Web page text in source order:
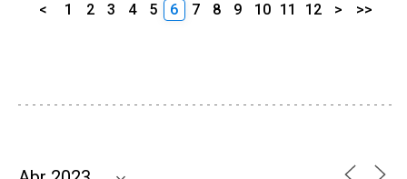
< 1 2 3 4 5 6 7 8 9 10 11 12 > >>